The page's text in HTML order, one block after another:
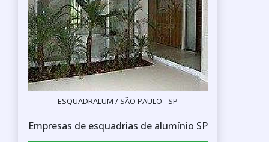
ESQUADRALUM / SÃO PAULO - SP
Empresas de esquadrias de alumínio SP